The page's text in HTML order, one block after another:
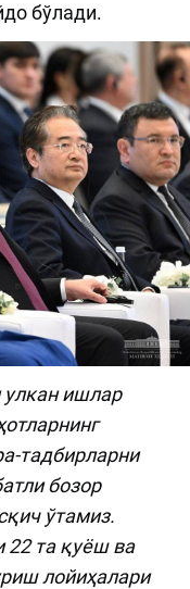
бўлади.
улкан ишлар
тадбирларни
бозор
ўтамиз.
22 та қуёш ва
лойиҳалари